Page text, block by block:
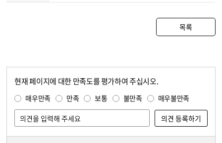
목록
현재 페이지에 대한 만족도를 평가하여 주십시오.
매우만족 만족 보통 불만족 매우불만족